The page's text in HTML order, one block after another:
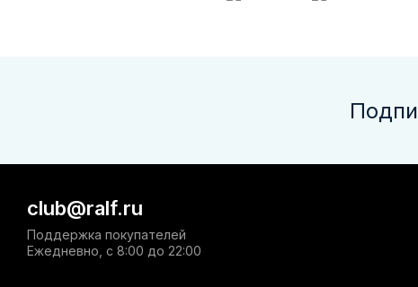
club@ralf.ru
Поддержка покупателей
Ежедневно, с 8:00 до 22:00